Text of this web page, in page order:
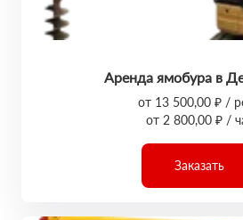
Аренда ямобура в
от 13 500,00 ₽ /
от 2 800,00 ₽ /
Заказать